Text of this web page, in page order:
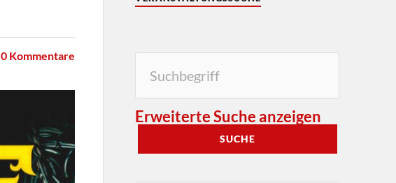
0Kommentare
Erweiterte Suche anzeigen
SUCHE